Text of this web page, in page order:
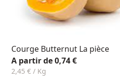
Courge Butternut La pièce
A partir de 0,74 €
2,45 € / Kg